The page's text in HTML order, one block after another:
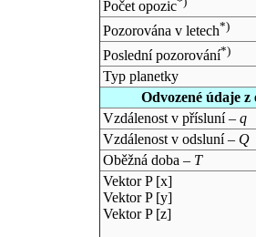
Počet opozic
Pozorována v letech*)
Poslední pozorování*)
Typ planetky
Odvozené údaje
Vzdálenost v přísluní – q
Vzdálenost v odsluní – Q
Oběžná doba – T
Vektor P [x]
Vektor P [y]
Vektor P [z]